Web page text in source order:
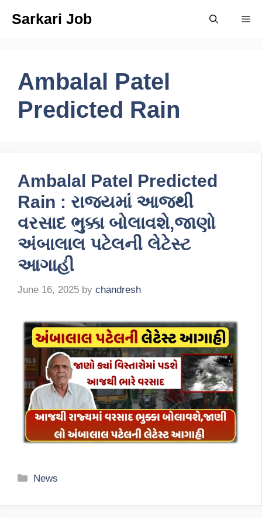
Sarkari Job
Ambalal Patel
Predicted Rain
Ambalal Patel Predicted
Rain : રાજ્યમાં આજથી
વરસાદ ભુક્કા બોલાવશે,જાણો
અંબાલાલ પટેલની લેટેસ્ટ
આગાહી
June 16, 2025 by chandresh
Categories
News